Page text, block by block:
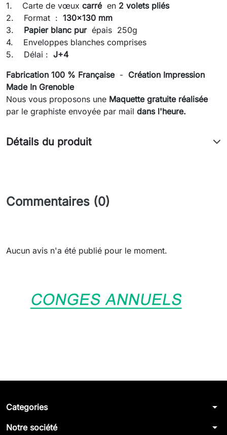
1. Carte de vœux carréen 2 volets pliés
2. Format : 130x130 mm
3.
Papier blanc pur épais 250g
4. Enveloppes blanches comprises
5. Délai : J+4
Fabrication 100 % Française - Création Impression
Made In Grenoble
Nous vous proposons une Maquette gratuite réalisée
par le graphiste envoyée par mail dans l'heure.
Détails du produit
Commentaires (0)
Aucun avis n'a été publié pour le moment.
Categories arrow_drop_down
Notre société arrow_drop_down